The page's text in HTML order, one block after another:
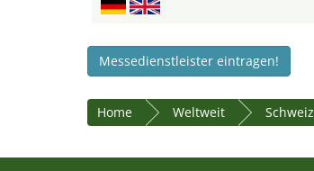
Messedienstleister eintragen!
Home Weltweit Schweiz